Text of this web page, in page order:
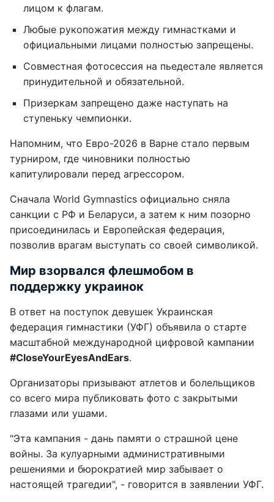
лицом к флагам.
Любые рукопожатия между гимнастками и
официальными лицами полностью запрещены.
Совместная фотосессия на пьедестале является
принудительной и обязательной.
Призеркам запрещено даже наступать на
ступеньку чемпионки.
Напомним, что Евро-2026 в Варне стало первым
турниром, где чиновники полностью
капитулировали перед агрессором.
Сначала World Gymnastics официально сняла
санкции с РФ и Беларуси, а затем к ним позорно
присоединилась и Европейская федерация,
позволив врагам выступать со своей символикой.
Мир взорвался флешмобом в
поддержку украинок
В ответ на поступок девушек Украинская
федерация гимнастики (УФГ) объявила о старте
масштабной международной цифровой кампании
#CloseYourEyesAndEars.
Организаторы призывают атлетов и болельщиков
со всего мира публиковать фото с закрытыми
глазами или ушами.
"Эта кампания - дань памяти о страшной цене
войны. За кулуарными административными
решениями и бюрократией мир забывает о
настоящей трагедии", - говорится в заявлении УФГ.